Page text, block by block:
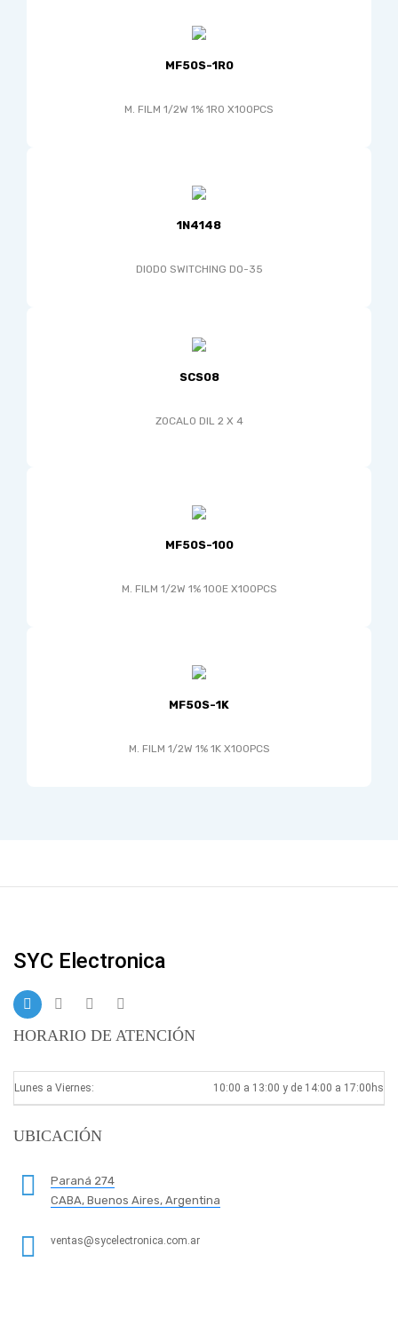
MF50S-1R0
M. FILM 1/2W 1% 1R0 X100PCS
1N4148
DIODO SWITCHING DO-35
SCS08
ZOCALO DIL 2 X 4
MF50S-100
M. FILM 1/2W 1% 100E X100PCS
MF50S-1K
M. FILM 1/2W 1% 1K X100PCS
SYC Electronica
HORARIO DE ATENCIÓN
Lunes a Viernes: 10:00 a 13:00 y de 14:00 a 17:00hs
UBICACIÓN
Paraná 274
CABA, Buenos Aires, Argentina
ventas@sycelectronica.com.ar